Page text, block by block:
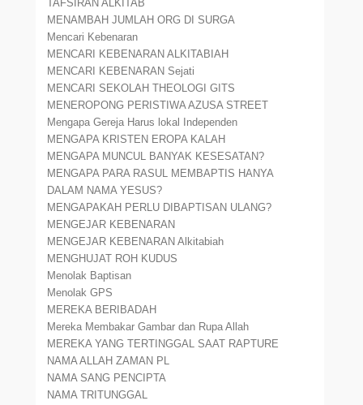
TAFSIRAN ALKITAB
MENAMBAH JUMLAH ORG DI SURGA
Mencari Kebenaran
MENCARI KEBENARAN ALKITABIAH
MENCARI KEBENARAN Sejati
MENCARI SEKOLAH THEOLOGI GITS
MENEROPONG PERISTIWA AZUSA STREET
Mengapa Gereja Harus lokal Independen
MENGAPA KRISTEN EROPA KALAH
MENGAPA MUNCUL BANYAK KESESATAN?
MENGAPA PARA RASUL MEMBAPTIS HANYA
DALAM NAMA YESUS?
MENGAPAKAH PERLU DIBAPTISAN ULANG?
MENGEJAR KEBENARAN
MENGEJAR KEBENARAN Alkitabiah
MENGHUJAT ROH KUDUS
Menolak Baptisan
Menolak GPS
MEREKA BERIBADAH
Mereka Membakar Gambar dan Rupa Allah
MEREKA YANG TERTINGGAL SAAT RAPTURE
NAMA ALLAH ZAMAN PL
NAMA SANG PENCIPTA
NAMA TRITUNGGAL